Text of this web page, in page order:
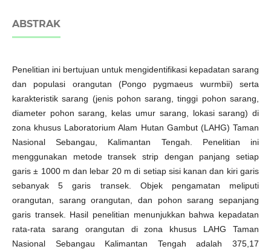
ABSTRAK
Penelitian ini bertujuan untuk mengidentifikasi kepadatan sarang
dan populasi orangutan (Pongo pygmaeus wurmbii) serta
karakteristik sarang (jenis pohon sarang, tinggi pohon sarang,
diameter pohon sarang, kelas umur sarang, lokasi sarang) di
zona khusus Laboratorium Alam Hutan Gambut (LAHG) Taman
Nasional Sebangau, Kalimantan Tengah. Penelitian ini
menggunakan metode transek strip dengan panjang setiap
garis ± 1000 m dan lebar 20 m di setiap sisi kanan dan kiri garis
sebanyak 5 garis transek. Objek pengamatan meliputi
orangutan, sarang orangutan, dan pohon sarang sepanjang
garis transek. Hasil penelitian menunjukkan bahwa kepadatan
rata-rata sarang orangutan di zona khusus LAHG Taman
Nasional Sebangau Kalimantan Tengah adalah 375,17